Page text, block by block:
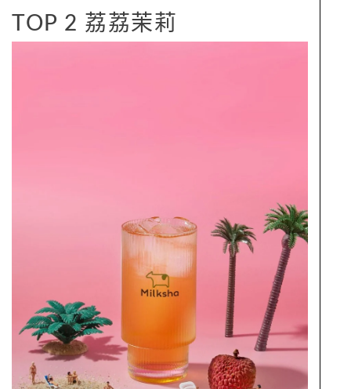
TOP 2 荔荔茉莉